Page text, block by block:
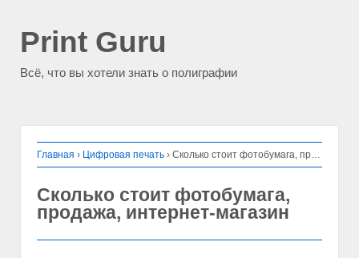
Print Guru
Всё, что вы хотели знать о полиграфии
Главная › Цифровая печать › Сколько стоит фотобумага, продажа, интернет-магазин
Сколько стоит фотобумага,
продажа, интернет-магазин